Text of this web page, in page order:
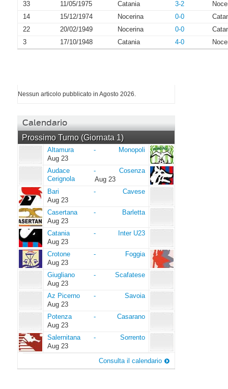
33
11/05/1975 Catania 3-2
14
15/12/1974 Nocerina 0-0
22
20/02/1949 Nocerina 0-0
3
17/10/1948 Catania 4-0
Nessun articolo pubblicato in Agosto 2026.
Calendario
Prossimo Turno (Giornata 1)
Altamura
Altamura -
Monopoli
Aug 23
Audace
Cerignola
Audace
Cerignola
-
Cosenza
Aug 23
Bari
Bari -
Cavese
Aug 23
Casertana
Casertana -
Barletta
Aug 23
Catania
Catania -
Inter U23
Aug 23
Crotone
Crotone -
Foggia
Aug 23
Giugliano
Giugliano -
Scafatese
Aug 23
Az
Picerno
Az Picerno -
Savoia
Aug 23
Potenza
Potenza -
Casarano
Aug 23
Salernitana
Salernitana -
Sorrento
Aug 23
Consulta il calendario